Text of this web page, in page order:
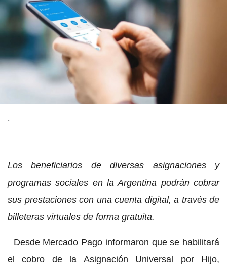
.
Los beneficiarios de diversas asignaciones y
programas sociales en la Argentina podrán cobrar
sus prestaciones con una cuenta digital, a través de
billeteras virtuales de forma gratuita.
Desde Mercado Pago informaron que se habilitará
el cobro de la Asignación Universal por Hijo,